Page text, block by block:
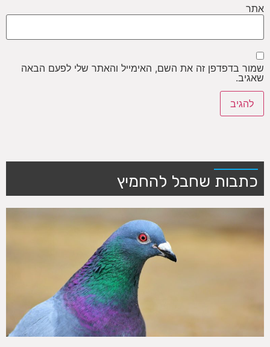
אתר
שמור בדפדפן זה את השם, האימייל והאתר שלי לפעם הבאה
שאגיב.
כתבות שחבל להחמיץ